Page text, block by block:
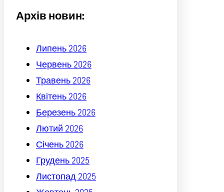
Архів новин:
Липень 2026
Червень 2026
Травень 2026
Квітень 2026
Березень 2026
Лютий 2026
Січень 2026
Грудень 2025
Листопад 2025